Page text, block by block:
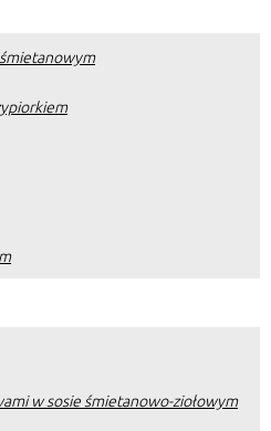
w sosie śmietanowo-ziołowym